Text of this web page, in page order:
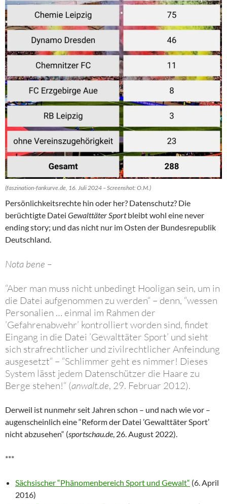
(faszination-fankurve.de, 16. Juli 2024 – Screenshot: O.M.)
Persönlichkeitsrechte hin oder her? Datenschutz? Die
berüchtigte Datei Gewalttäter Sportbleibt wohl eine never
ending story; und das nicht nur im Osten der Bundesrepublik
Deutschland.
Nota bene –
“Aber man muss nicht unbedingt Hooligan sein, um in
die Datei aufgenommen zu werden“ – denn, “wessen
Personalien … einmal im Rahmen der
’Gefahrenabwehr’ kontrolliert worden sind, findet
Eingang in die Datei ’Gewalttäter Sport’ und sieht
sich strafrechtlicher und zivilrechtlicher Anfeindung
ausgesetzt“ – “Schlimmer geht es nimmer! Dieses
System lässt jedem Datenschützer die Haare zu
Berge stehen!“ (anwalt.de, 29. Februar 2012).
Derweil ist nunmehr seit Jahren schon – und nach wie vor –
augenscheinlich eine “Reform der Datei ’Gewalttäter Sport’
nicht abzusehen“ (sportschau.de , 26. August 2022).
***
Sächsischer “Phänomenbereich Sport und Gewalt“ (6. April
2016)